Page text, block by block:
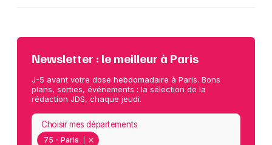
Newsletter : le meilleur à Paris
J-5 avant votre dose hebdomadaire à Paris. Bons
plans, sorties, événements : la sélection de la
rédaction JDS, chaque jeudi.
75 - Paris
Choisir mes départements